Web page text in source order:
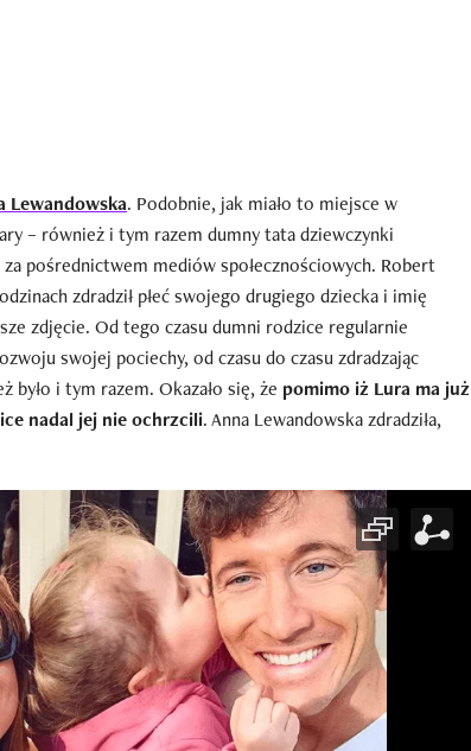
Lewandowska. Podobnie, jak miało to miejsce w
– również i tym razem dumny tata dziewczynki
pośrednictwem mediów społecznościowych. Robert
zdradził płeć swojego drugiego dziecka i imię
zdjęcie. Od tego czasu dumni rodzice regularnie
swojej pociechy, od czasu do czasu zdradzając
było i tym razem. Okazało się, że pomimo iż Lura ma już
nadal jej nie ochrzcili. Anna Lewandowska zdradziła,